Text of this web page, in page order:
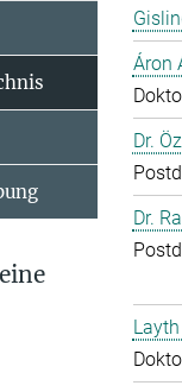
Áron
Dr.
Dr.